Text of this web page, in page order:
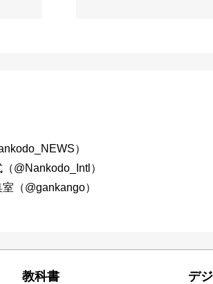
）
@Nankodo_Intl）
（@gankango）
教科書 デ